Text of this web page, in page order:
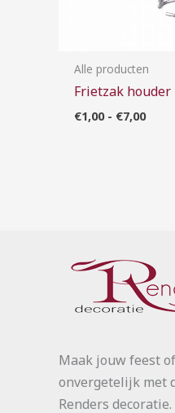
Alle producten
Frietzak houder
€1,00 - €7,00
Maak jouw feest
onvergetelijk met
Renders decoratie.